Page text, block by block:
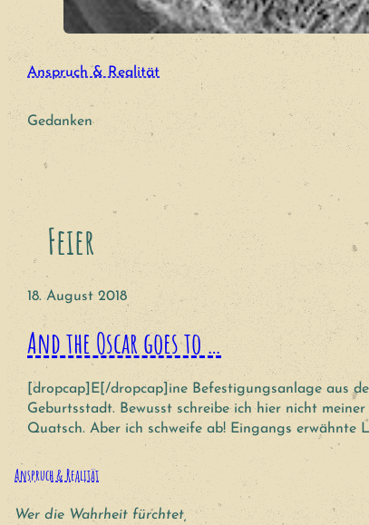
Anspruch & Realität
Gedanken
Feier
18. August 2018
And the Oscar goes to …
[dropcap]E[/dropcap]ine Befestigungsanlage aus
Geburtsstadt. Bewusst schreibe ich hier nicht
Quatsch. Aber ich schweife ab! Eingangs erwähnte
Anspruch & Realität
Wer die Wahrheit fürchtet,